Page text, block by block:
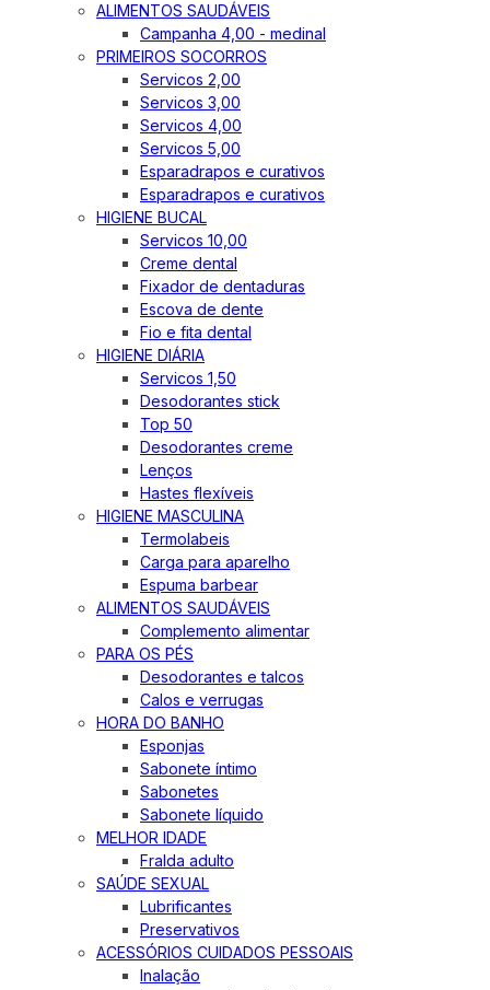
ALIMENTOS SAUDÁVEIS
Campanha 4,00 - medinal
PRIMEIROS SOCORROS
Servicos 2,00
Servicos 3,00
Servicos 4,00
Servicos 5,00
Esparadrapos e curativos
Esparadrapos e curativos
HIGIENE BUCAL
Servicos 10,00
Creme dental
Fixador de dentaduras
Escova de dente
Fio e fita dental
HIGIENE DIÁRIA
Servicos 1,50
Desodorantes stick
Top 50
Desodorantes creme
Lenços
Hastes flexíveis
HIGIENE MASCULINA
Termolabeis
Carga para aparelho
Espuma barbear
ALIMENTOS SAUDÁVEIS
Complemento alimentar
PARA OS PÉS
Desodorantes e talcos
Calos e verrugas
HORA DO BANHO
Esponjas
Sabonete íntimo
Sabonetes
Sabonete líquido
MELHOR IDADE
Fralda adulto
SAÚDE SEXUAL
Lubrificantes
Preservativos
ACESSÓRIOS CUIDADOS PESSOAIS
Inalação